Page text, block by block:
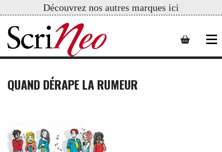
Découvrez nos autres marques ici
QUAND DÉRAPE LA RUMEUR